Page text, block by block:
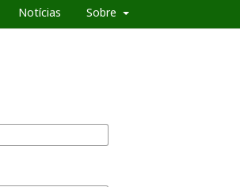
Notícias Sobre